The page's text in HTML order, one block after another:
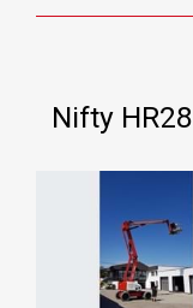
Nifty